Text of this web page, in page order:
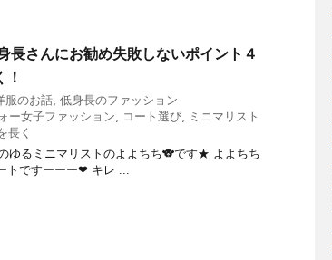
長さんにお勧め失敗しないポイント４
服のお話, 低身長のファッション
ー女子ファッション, コート選び, ミニマリスト
長く
ゆるミニマリストのよよちち🐨です★ よよちち
トですーーー❤ キレ ...